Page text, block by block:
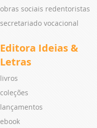
obras sociais redentoristas
secretariado vocacional
Editora Ideias &
Letras
livros
coleções
lançamentos
ebook